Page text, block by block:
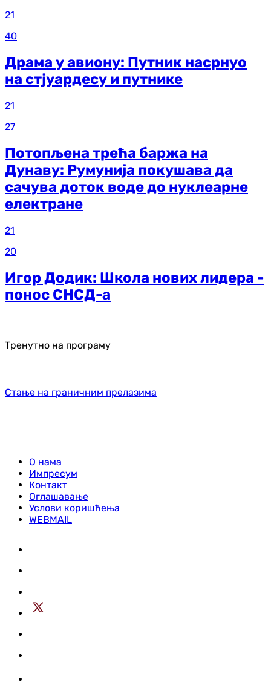
21
40
Драма у авиону: Путник насрнуо
на стјуардесу и путнике
21
27
Потопљена трећа баржа на
Дунаву: Румунија покушава да
сачува доток воде до нуклеарне
електране
21
20
Игор Додик: Школа нових лидера -
понос СНСД-а
Тренутно на програму
Стање на граничним прелазима
О нама
Импресум
Контакт
Оглашавање
Услови коришћења
WEBMAIL